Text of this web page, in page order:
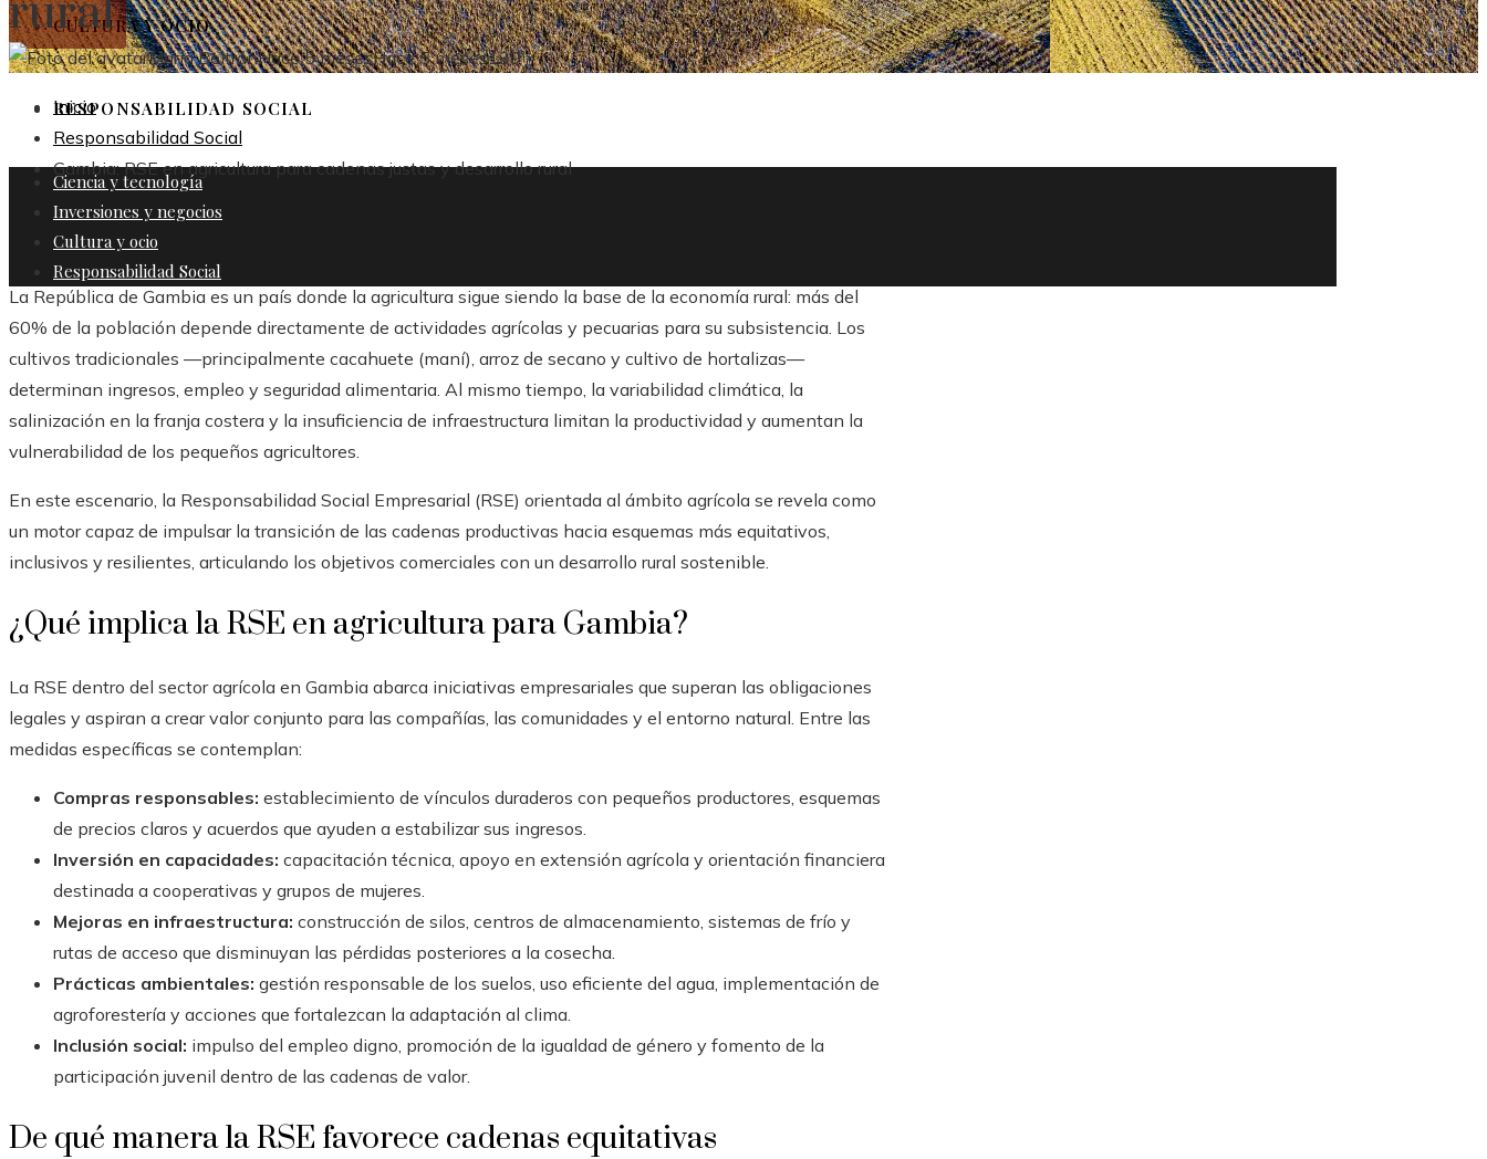
CULTURA Y OCIO
RESPONSABILIDAD SOCIAL
Ciencia y tecnología
Inversiones y negocios
Cultura y ocio
Responsabilidad Social
rural
María BeltránHace 5 mesesHace 5 meses139
Inicio
Responsabilidad Social
Gambia: RSE en agricultura para cadenas justas y desarrollo rural
La República de Gambia es un país donde la agricultura sigue siendo la base de la economía rural: más del
60% de la población depende directamente de actividades agrícolas y pecuarias para su subsistencia. Los
cultivos tradicionales —principalmente cacahuete (maní), arroz de secano y cultivo de hortalizas—
determinan ingresos, empleo y seguridad alimentaria. Al mismo tiempo, la variabilidad climática, la
salinización en la franja costera y la insuficiencia de infraestructura limitan la productividad y aumentan la
vulnerabilidad de los pequeños agricultores.
En este escenario, la Responsabilidad Social Empresarial (RSE) orientada al ámbito agrícola se revela como
un motor capaz de impulsar la transición de las cadenas productivas hacia esquemas más equitativos,
inclusivos y resilientes, articulando los objetivos comerciales con un desarrollo rural sostenible.
¿Qué implica la RSE en agricultura para Gambia?
La RSE dentro del sector agrícola en Gambia abarca iniciativas empresariales que superan las obligaciones
legales y aspiran a crear valor conjunto para las compañías, las comunidades y el entorno natural. Entre las
medidas específicas se contemplan:
Compras responsables: establecimiento de vínculos duraderos con pequeños productores, esquemas
de precios claros y acuerdos que ayuden a estabilizar sus ingresos.
Inversión en capacidades: capacitación técnica, apoyo en extensión agrícola y orientación financiera
destinada a cooperativas y grupos de mujeres.
Mejoras en infraestructura: construcción de silos, centros de almacenamiento, sistemas de frío y
rutas de acceso que disminuyan las pérdidas posteriores a la cosecha.
Prácticas ambientales: gestión responsable de los suelos, uso eficiente del agua, implementación de
agroforestería y acciones que fortalezcan la adaptación al clima.
Inclusión social: impulso del empleo digno, promoción de la igualdad de género y fomento de la
participación juvenil dentro de las cadenas de valor.
De qué manera la RSE favorece cadenas equitativas